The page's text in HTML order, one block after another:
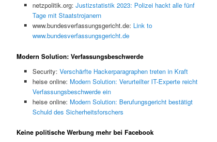
netzpolitik.org: Justizstatistik 2023: Polizei hackt alle fünf
Tage mit Staatstrojanern
www.bundesverfassungsgericht.de: Link to
www.bundesverfassungsgericht.de
Modern Solution: Verfassungsbeschwerde
Security: Verschärfte Hackerparagraphen treten in Kraft
heise online: Modern Solution: Verurteilter IT-Experte reicht
Verfassungsbeschwerde ein
heise online: Modern Solution: Berufungsgericht bestätigt
Schuld des Sicherheitsforschers
Keine politische Werbung mehr bei Facebook